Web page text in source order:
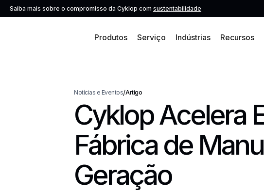
Saiba mais sobre o compromisso da Cyklop com sustentabilidade
Produtos Serviço Indústrias Recursos
Notícias e Eventos/Artigo
Cyklop Acelera
Fábrica de
Geração